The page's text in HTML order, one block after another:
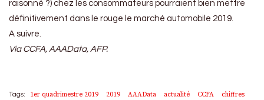
raisonné ?) chez les consommateurs pourraient bien mettre
définitivement dans le rouge le marché automobile 2019.
A suivre.
Via CCFA, AAAData, AFP.
Tags: 1er quadrimestre 2019 2019 AAAData actualité CCFA
chiffres